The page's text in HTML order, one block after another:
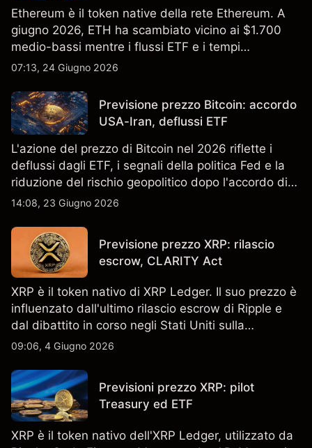
Ethereum è il token native della rete Ethereum. A
giugno 2026, ETH ha scambiato vicino ai $1.700
medio-bassi mentre i flussi ETF e i tempi
dell'upgrade hanno plasmato il sentiment. I risultati
risultati futuri.
07:13, 24 Giugno 2026
Previsione prezzo Bitcoin: accordo
USA-Iran, deflussi ETF
L'azione del prezzo di Bitcoin nel 2026 riflette i
deflussi dagli ETF, i segnali della politica Fed e la
riduzione del rischio geopolitico dopo l'accordo di
pace USA-Iran. I rendimenti passati non sono un
14:08, 23 Giugno 2026
Previsione prezzo XRP: rilascio
escrow, CLARITY Act
XRP è il token nativo di XRP Ledger. Il suo prezzo è
influenzato dall'ultimo rilascio escrow di Ripple e
dal dibattito in corso negli Stati Uniti sulla
regolamentazione crypto. I rendimenti passati non
09:06, 4 Giugno 2026
Previsioni prezzo XRP: pilot
Treasury ed ETF
XRP è il token nativo dell'XRP Ledger, utilizzato da